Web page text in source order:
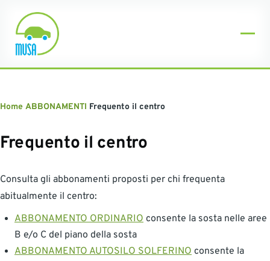
Breadcrumb
Home ABBONAMENTI Frequento il centro
Frequento il centro
Consulta gli abbonamenti proposti per chi frequenta
abitualmente il centro:
ABBONAMENTO ORDINARIO consente la sosta nelle aree
B e/o C del piano della sosta
ABBONAMENTO AUTOSILO SOLFERINO consente la